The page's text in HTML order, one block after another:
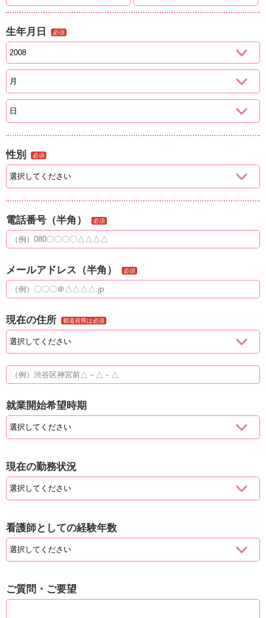
生年月日 必須
性別 必須
電話番号（半角） 必須
メールアドレス（半角） 必須
現在の住所 都道府県は必須
就業開始希望時期
現在の勤務状況
看護師としての経験年数
ご質問・ご要望